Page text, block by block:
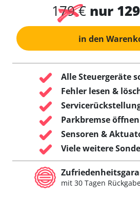
179 € nur
in den
Alle Steuergeräte
Fehler lesen &
Parkbremse öffnen
Sensoren &
Viele weitere
mit 30 Tagen